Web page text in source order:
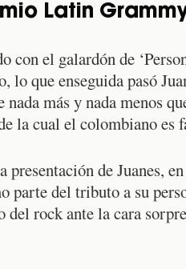
Latin
el galardón de
lo que enseguida pasó
nada más y nada menos
la cual el colombiano es
de Juanes,
parte del tributo a su
del rock ante la cara